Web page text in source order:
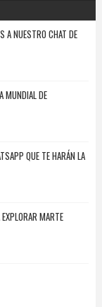
A NUESTRO CHAT DE
MUNDIAL DE
QUE TE HARÁN LA
MARTE